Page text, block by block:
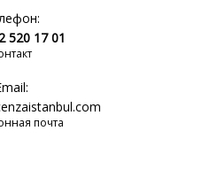
520 17 01
почта